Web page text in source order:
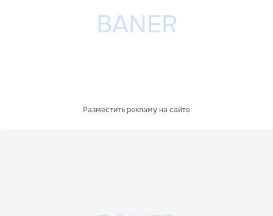
Разместить рекламу на сайте